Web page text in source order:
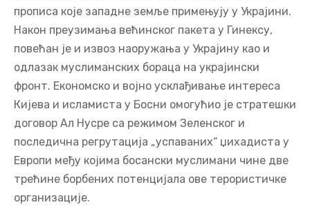
прописа које западне земље примењују у Украјини.
Након преузимања већинског пакета у Гинексу,
повећан је и извоз наоружања у Украјину као и
одлазак муслиманских бораца на украјински
фронт. Економско и војно усклађивање интереса
Кијева и исламиста у Босни омогућио је стратешки
договор Ал Нусре са режимом Зеленског и
последична регрутација „успаваних“ џихадиста у
Европи међу којима босански муслимани чине две
трећине борбених потенцијала ове терористичке
организације.